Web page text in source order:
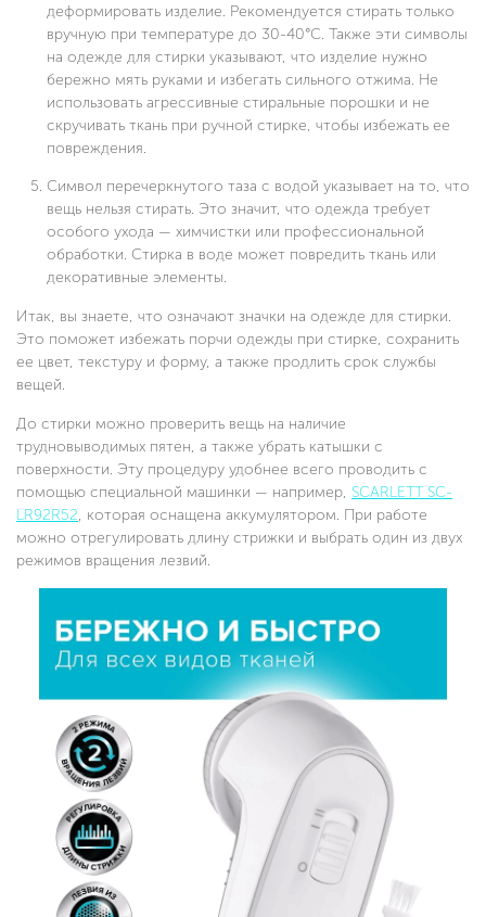
деформировать изделие. Рекомендуется стирать только
вручную при температуре до 30-40°C. Также эти символы
на одежде для стирки указывают, что изделие нужно
бережно мять руками и избегать сильного отжима. Не
использовать агрессивные стиральные порошки и не
скручивать ткань при ручной стирке, чтобы избежать ее
повреждения.
Символ перечеркнутого таза с водой указывает на то, что
вещь нельзя стирать. Это значит, что одежда требует
особого ухода — химчистки или профессиональной
обработки. Стирка в воде может повредить ткань или
декоративные элементы.
Итак, вы знаете, что означают значки на одежде для стирки.
Это поможет избежать порчи одежды при стирке, сохранить
ее цвет, текстуру и форму, а также продлить срок службы
вещей.
До стирки можно проверить вещь на наличие
трудновыводимых пятен, а также убрать катышки с
поверхности. Эту процедуру удобнее всего проводить с
помощью специальной машинки — например, SCARLETT SC-
LR92R52, которая оснащена аккумулятором. При работе
можно отрегулировать длину стрижки и выбрать один из двух
режимов вращения лезвий.